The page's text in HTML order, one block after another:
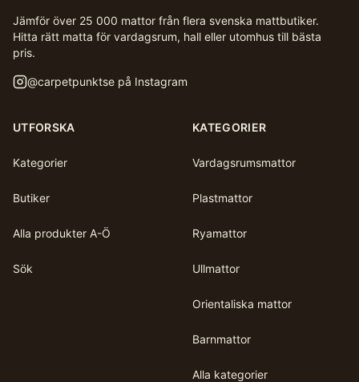
Jämför över 25 000 mattor från flera svenska mattbutiker.
Hitta rätt matta för vardagsrum, hall eller utomhus till bästa
pris.
@carpetpunktse på Instagram
UTFORSKA
Kategorier
Butiker
Alla produkter A-Ö
Sök
KATEGORIER
Vardagsrumsmattor
Plastmattor
Ryamattor
Ullmattor
Orientaliska mattor
Barnmattor
Alla kategorier